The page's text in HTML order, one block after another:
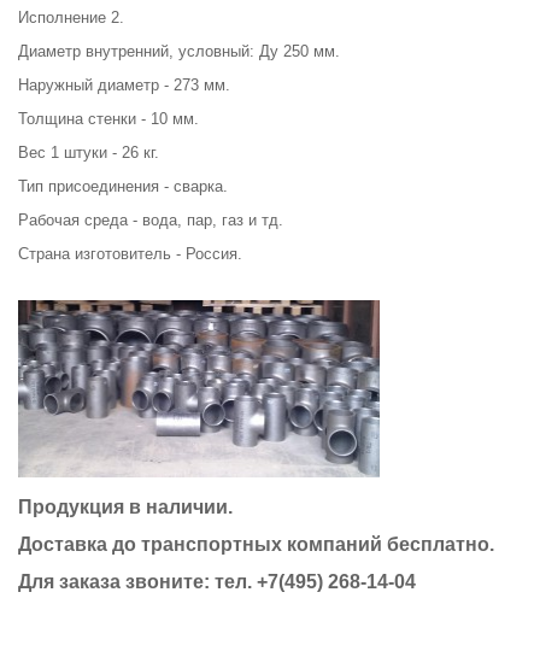
Исполнение 2.
Диаметр внутренний, условный: Ду 250 мм.
Наружный диаметр - 273 мм.
Толщина стенки - 10 мм.
Вес 1 штуки - 26 кг.
Тип присоединения - сварка.
Рабочая среда - вода, пар, газ и тд.
Страна изготовитель - Россия.
Продукция в наличии.
Доставка до транспортных компаний бесплатно.
Для заказа звоните: тел. +7(495) 268-14-04